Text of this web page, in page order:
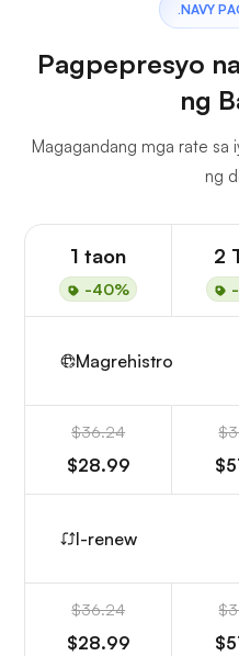
.NAVY
Pagpepresyo
ng
Magagandang mga rate sa
ng
1 taon
-40%
2
Magrehistro
$36.24
$28.99
I-renew
$36.24
$28.99